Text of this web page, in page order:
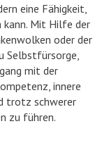
eine Fähigkeit,
kann. Mit Hilfe der
oder der
Selbstfürsorge,
mit der
innere
trotz schwerer
zu führen.